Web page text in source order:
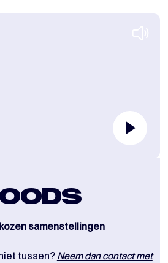
samenstellingen
tussen? Neem dan contact met